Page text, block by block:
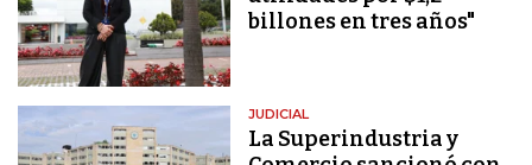
billones en tres años"
JUDICIAL
La Superindustria y